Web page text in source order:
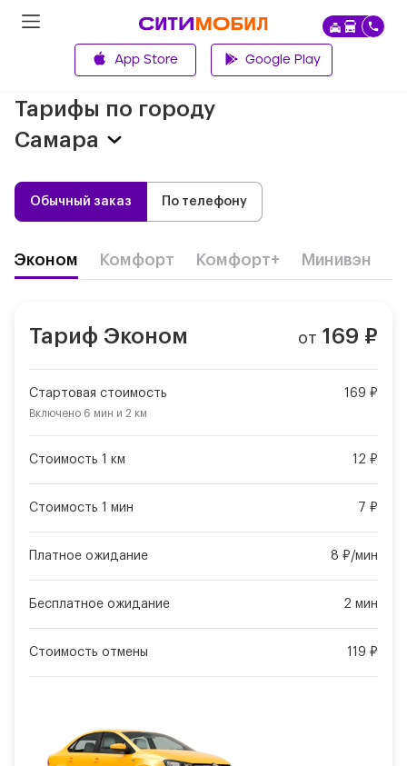
App Store Google Play
Тарифы по городу
Самара
Обычный заказ По телефону
Эконом Комфорт Комфорт+ Минивэн
Тариф Эконом от 169 ₽
Стартовая стоимость 169 ₽
Включено 6 мин и 2 км
Стоимость 1 км 12 ₽
Стоимость 1 мин 7 ₽
Платное ожидание 8 ₽/мин
Бесплатное ожидание 2 мин
Стоимость отмены 119 ₽